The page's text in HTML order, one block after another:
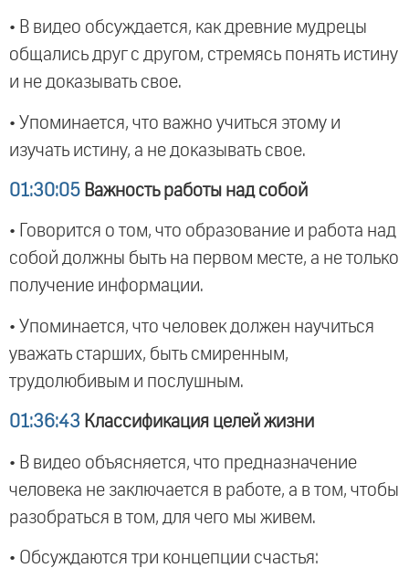
• В видео обсуждается, как древние мудрецы
общались друг с другом, стремясь понять истину
и не доказывать свое.
• Упоминается, что важно учиться этому и
изучать истину, а не доказывать свое.
01:30:05 Важность работы над собой
• Говорится о том, что образование и работа над
собой должны быть на первом месте, а не только
получение информации.
• Упоминается, что человек должен научиться
уважать старших, быть смиренным,
трудолюбивым и послушным.
01:36:43 Классификация целей жизни
• В видео объясняется, что предназначение
человека не заключается в работе, а в том, чтобы
разобраться в том, для чего мы живем.
• Обсуждаются три концепции счастья: